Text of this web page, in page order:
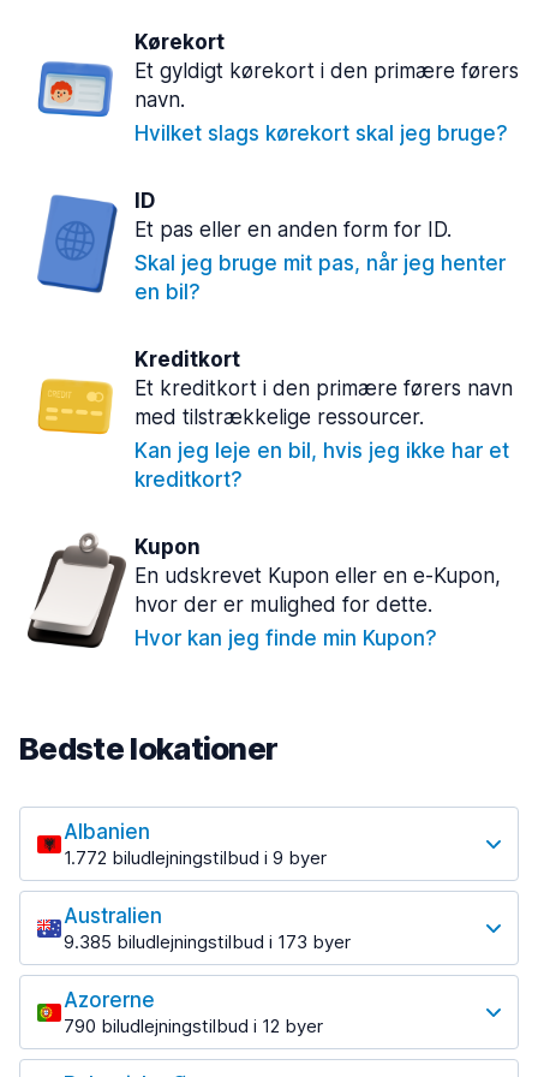
Kørekort
Et gyldigt kørekort i den primære førers
navn.
Hvilket slags kørekort skal jeg bruge?
ID
Et pas eller en anden form for ID.
Skal jeg bruge mit pas, når jeg henter
en bil?
Kreditkort
Et kreditkort i den primære førers navn
med tilstrækkelige ressourcer.
Kan jeg leje en bil, hvis jeg ikke har et
kreditkort?
Kupon
En udskrevet Kupon eller en e-Kupon,
hvor der er mulighed for dette.
Hvor kan jeg finde min Kupon?
Bedste lokationer
Albanien
1.772 biludlejningstilbud i 9 byer
Mest populære lokationer
Tirana
1.023 tilbud ved 7 destinationer
Tirana lufthavn
fra 201,78 kr. om dagen
Australien
9.385 biludlejningstilbud i 173 byer
Mest populære lokationer
Brisbane
573 tilbud ved 21 destinationer
Azorerne
790 biludlejningstilbud i 12 byer
Mest populære lokationer